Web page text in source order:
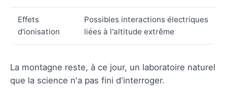
Effets
d'ionisation
Possibles interactions électriques
liées à l'altitude extrême
La montagne reste, à ce jour, un laboratoire naturel
que la science n'a pas fini d'interroger.